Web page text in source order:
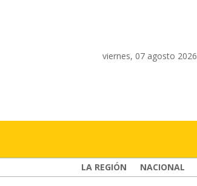
viernes, 07 agosto 2026
LA REGIÓN NACIONAL